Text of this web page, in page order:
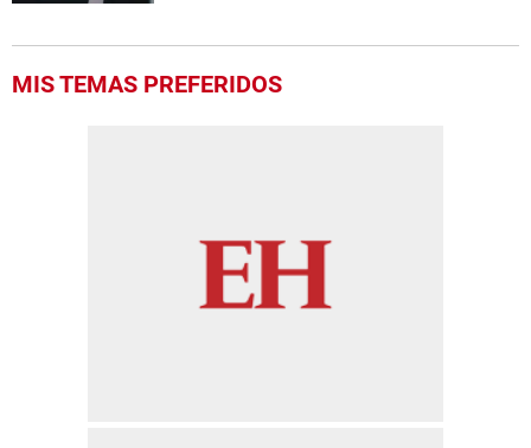
MIS TEMAS PREFERIDOS